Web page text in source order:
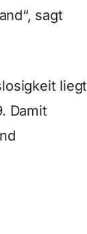
sagt
liegt
Damit